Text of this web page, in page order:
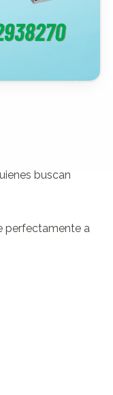
buscan
perfectamente a